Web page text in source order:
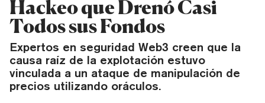
Hackeo que Drenó Casi
Todos sus Fondos
Expertos en seguridad Web3 creen que la
causa raíz de la explotación estuvo
vinculada a un ataque de manipulación de
precios utilizando oráculos.